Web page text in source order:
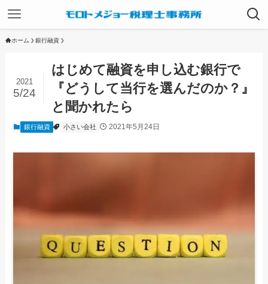
ホーム 銀行融資
はじめて融資を申し込む銀行で
『どうして当行を選んだのか？』
と聞かれたら
2021
5/24
銀行融資 小さい会社 2021年5月24日